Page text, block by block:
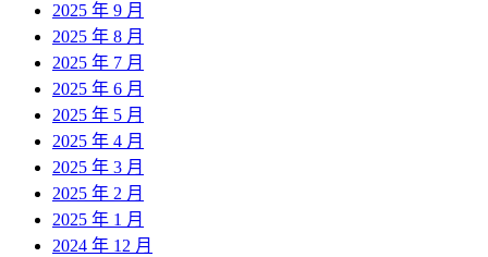
2025 年 9 月
2025 年 8 月
2025 年 7 月
2025 年 6 月
2025 年 5 月
2025 年 4 月
2025 年 3 月
2025 年 2 月
2025 年 1 月
2024 年 12 月